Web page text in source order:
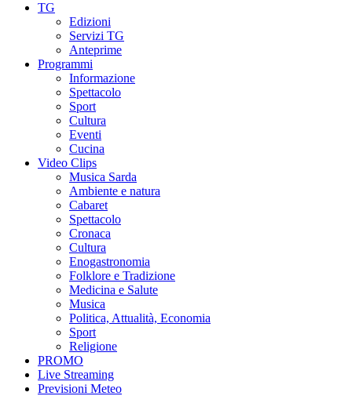
TG
Edizioni
Servizi TG
Anteprime
Programmi
Informazione
Spettacolo
Sport
Cultura
Eventi
Cucina
Video Clips
Musica Sarda
Ambiente e natura
Cabaret
Spettacolo
Cronaca
Cultura
Enogastronomia
Folklore e Tradizione
Medicina e Salute
Musica
Politica, Attualità, Economia
Sport
Religione
PROMO
Live Streaming
Previsioni Meteo